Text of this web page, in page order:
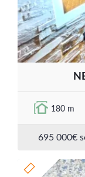
180 m
695 000€